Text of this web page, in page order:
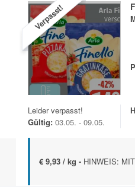
Verpasst!
Leider verpasst!
Gültig: 03.05. - 09.05.
€ 9,93 / kg - HINWEIS: